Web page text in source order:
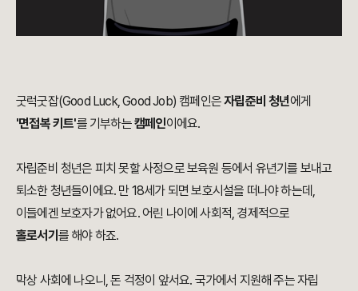
굿럭굿잡(Good Luck, Good Job) 캠페인은자립준비 청년에게
'면접복 키트'를 기부하는캠페인이에요.
자립준비 청년은 피치 못할 사정으로 보육원 등에서 유년기를 보내고
퇴소한 청년들이에요. 만 18세가 되면 보호시설을 떠나야 하는데,
이들에겐 보호자가 없어요. 어린 나이에 사회적, 경제적으로
홀로서기 를 해야 하죠.
막상 사회에 나오니, 돈 걱정이 앞서요. 국가에서 지원해 주는 자립